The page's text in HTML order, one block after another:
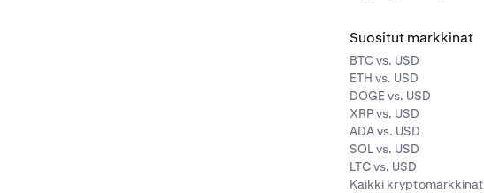
Suositut markkinat
BTC vs. USD
ETH vs. USD
DOGE vs. USD
XRP vs. USD
ADA vs. USD
SOL vs. USD
LTC vs. USD
Kaikki kryptomarkkinat